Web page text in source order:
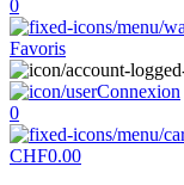
0
Favoris
Connexion
0
CHF0.00